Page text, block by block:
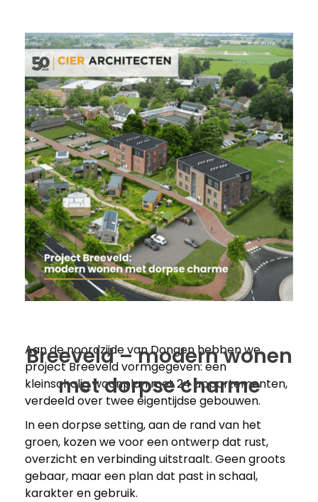
Breeveld – modern wonen
met dorpse charme
Aan de noordzijde van Dongen hebben we
project Breeveld vormgegeven: een
kleinschalig woonplan met 24 appartementen,
verdeeld over twee eigentijdse gebouwen.
In een dorpse setting, aan de rand van het
groen, kozen we voor een ontwerp dat rust,
overzicht en verbinding uitstraalt. Geen groots
gebaar, maar een plan dat past in schaal,
karakter en gebruik.